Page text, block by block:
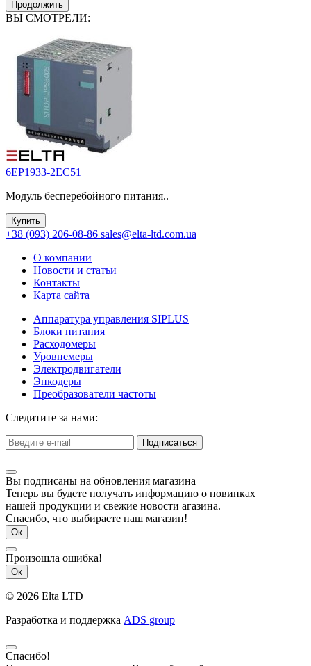
Продолжить
ВЫ СМОТРЕЛИ:
6EP1933-2EC51
Модуль бесперебойного питания..
Купить
+38 (093) 206-08-86 sales@elta-ltd.com.ua
О компании
Новости и статьи
Контакты
Карта сайта
Аппаратура управления SIPLUS
Блоки питания
Расходомеры
Уровнемеры
Электродвигатели
Энкодеры
Преобразователи частоты
Следитите за нами:
Подписаться
Вы подписаны на обновления магазина
Теперь вы будете получать информацию о новинках
нашей продукции и свежие новости агазина.
Спасибо, что выбираете наш магазин!
Ок
Произошла ошибка!
Ок
© 2026 Elta LTD
Разработка и поддержка ADS group
Спасибо!